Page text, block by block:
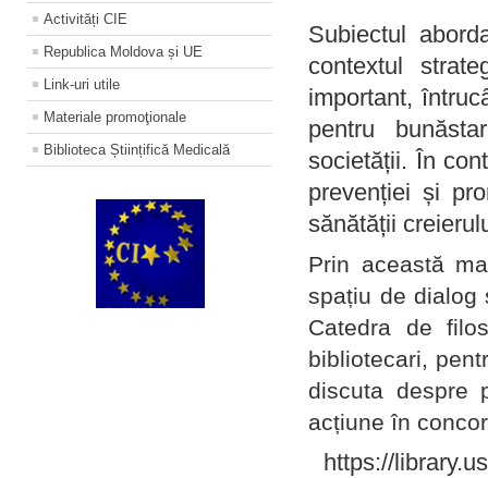
Activități CIE
Republica Moldova și UE
Link-uri utile
Materiale promoţionale
Biblioteca Științifică Medicală
Subiectul
contextul
important,
pentru
societății. În
prevenției și
sănătății
Prin această
spațiu de dialog
Catedra de
bibliotecari,
discuta despre
acțiune în
https://